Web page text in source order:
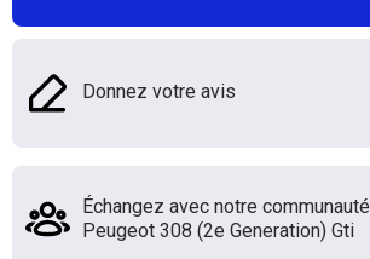
Donnez votre avis
Échangez avec notre communauté
Peugeot 308 (2e Generation) Gti